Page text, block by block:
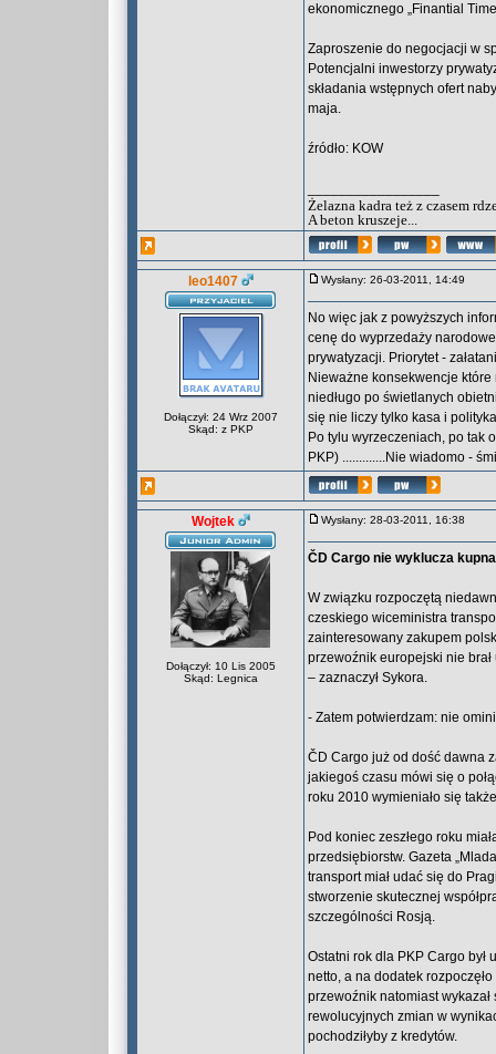
ekonomicznego „Finantial
Zaproszenie do negocjacji w
Potencjalni inwestorzy
składania wstępnych ofert
maja.
źródło: KOW
Żelazna kadra też z czasem
A beton kruszeje...
leo1407
Dołączył: 24 Wrz 2007
Skąd: z PKP
Wysłany: 26-03-2011, 14:49
No więc jak z powyższych
cenę do wyprzedaży
prywatyzacji. Priorytet -
Nieważne konsekwencje które
niedługo po świetlanych
się nie liczy tylko kasa i
Po tylu wyrzeczeniach, po tak
PKP) .............Nie wiadomo -
Wojtek
Dołączył: 10 Lis 2005
Skąd: Legnica
Wysłany: 28-03-2011, 16:38
ČD Cargo nie wyklucza
W związku rozpoczętą
czeskiego wiceministra
zainteresowany zakupem
przewoźnik europejski nie
– zaznaczył Sykora.
- Zatem potwierdzam: nie
ČD Cargo już od dość dawna
jakiegoś czasu mówi się o
roku 2010 wymieniało się
Pod koniec zeszłego roku
przedsiębiorstw. Gazeta
transport miał udać się do
stworzenie skutecznej
szczególności Rosją.
Ostatni rok dla PKP Cargo był
netto, a na dodatek
przewoźnik natomiast
rewolucyjnych zmian w
pochodziłyby z kredytów.